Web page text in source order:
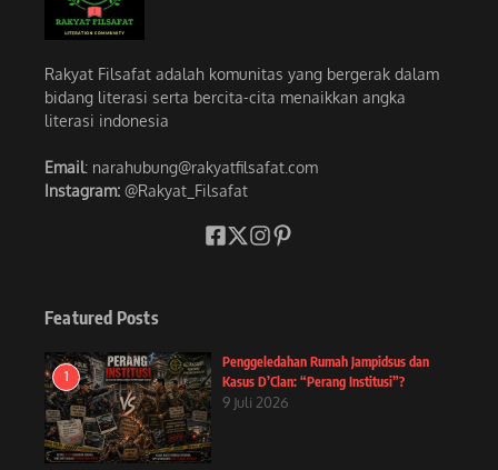
Rakyat Filsafat adalah komunitas yang bergerak dalam
bidang literasi serta bercita-cita menaikkan angka
literasi indonesia
Email: narahubung@rakyatfilsafat.com
Instagram: @Rakyat_Filsafat
Featured Posts
1
Penggeledahan Rumah Jampidsus dan
Kasus D’Clan: “Perang Institusi”?
9 Juli 2026